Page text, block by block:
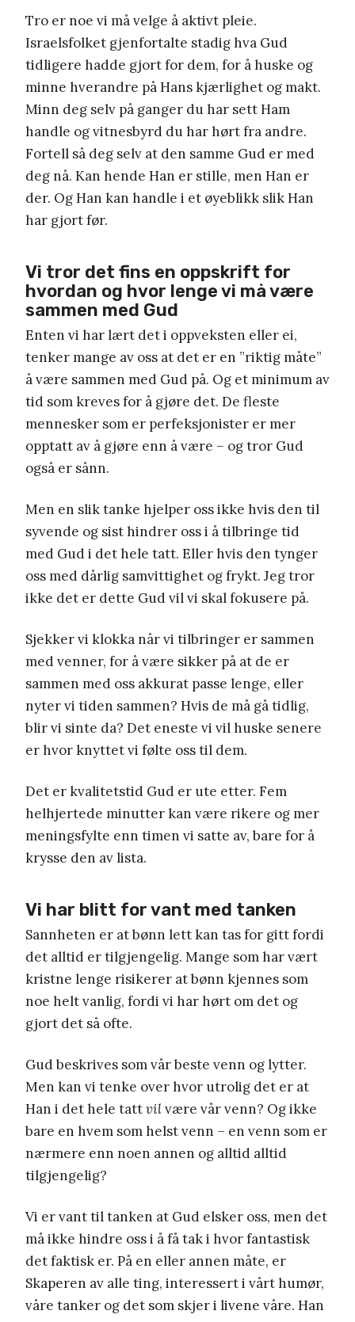
Tro er noe vi må velge å aktivt pleie.
Israelsfolket gjenfortalte stadig hva Gud
tidligere hadde gjort for dem, for å huske og
minne hverandre på Hans kjærlighet og makt.
Minn deg selv på ganger du har sett Ham
handle og vitnesbyrd du har hørt fra andre.
Fortell så deg selv at den samme Gud er med
deg nå. Kan hende Han er stille, men Han er
der. Og Han kan handle i et øyeblikk slik Han
har gjort før.
Vi tror det fins en oppskrift for
hvordan og hvor lenge vi må være
sammen med Gud
Enten vi har lært det i oppveksten eller ei,
tenker mange av oss at det er en ”riktig måte”
å være sammen med Gud på. Og et minimum av
tid som kreves for å gjøre det. De fleste
mennesker som er perfeksjonister er mer
opptatt av å gjøre enn å være – og tror Gud
også er sånn.
Men en slik tanke hjelper oss ikke hvis den til
syvende og sist hindrer oss i å tilbringe tid
med Gud i det hele tatt. Eller hvis den tynger
oss med dårlig samvittighet og frykt. Jeg tror
ikke det er dette Gud vil vi skal fokusere på.
Sjekker vi klokka når vi tilbringer er sammen
med venner, for å være sikker på at de er
sammen med oss akkurat passe lenge, eller
nyter vi tiden sammen? Hvis de må gå tidlig,
blir vi sinte da? Det eneste vi vil huske senere
er hvor knyttet vi følte oss til dem.
Det er kvalitetstid Gud er ute etter. Fem
helhjertede minutter kan være rikere og mer
meningsfylte enn timen vi satte av, bare for å
krysse den av lista.
Vi har blitt for vant med tanken
Sannheten er at bønn lett kan tas for gitt fordi
det alltid er tilgjengelig. Mange som har vært
kristne lenge risikerer at bønn kjennes som
noe helt vanlig, fordi vi har hørt om det og
gjort det så ofte.
Gud beskrives som vår beste venn og lytter.
Men kan vi tenke over hvor utrolig det er at
Han i det hele tattvilvære vår venn? Og ikke
bare en hvem som helst venn – en venn som er
nærmere enn noen annen og alltid alltid
tilgjengelig?
Vi er vant til tanken at Gud elsker oss, men det
må ikke hindre oss i å få tak i hvor fantastisk
det faktisk er. På en eller annen måte, er
Skaperen av alle ting, interessert i vårt humør,
våre tanker og det som skjer i livene våre. Han